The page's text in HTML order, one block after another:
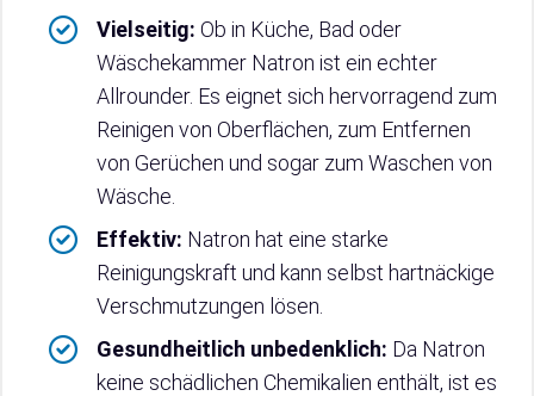
Vielseitig: Ob in Küche, Bad oder
Wäschekammer Natron ist ein echter
Allrounder. Es eignet sich hervorragend zum
Reinigen von Oberflächen, zum Entfernen
von Gerüchen und sogar zum Waschen von
Wäsche.
Effektiv: Natron hat eine starke
Reinigungskraft und kann selbst hartnäckige
Verschmutzungen lösen.
Gesundheitlich unbedenklich: Da Natron
keine schädlichen Chemikalien enthält, ist es